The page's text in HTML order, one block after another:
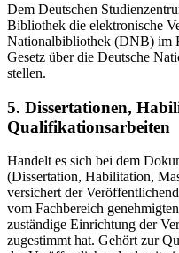
Dem Deutschen
Bibliothek die elektronische
Nationalbibliothek (DNB) im
Gesetz über die Deutsche
stellen.
5. Dissertationen,
Qualifikationsarbeiten
Handelt es sich bei dem
(Dissertation, Habilitation,
versichert der
vom Fachbereich
zuständige Einrichtung der
zugestimmt hat. Gehört zur